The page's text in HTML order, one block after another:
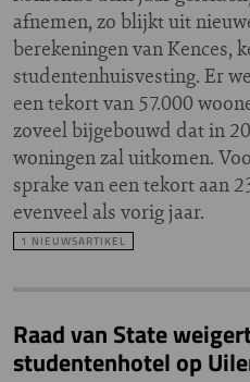
afnemen, zo blijkt uit
berekeningen van Kences,
studentenhuisvesting. Er
een tekort van 57.000
zoveel bijgebouwd dat in
woningen zal uitkomen.
sprake van een tekort aan
evenveel als vorig jaar.
1 NIEUWSARTIKEL
Raad van State
studentenhotel op